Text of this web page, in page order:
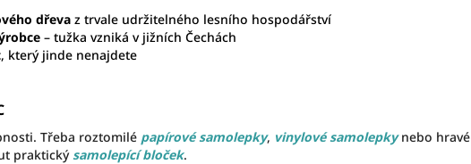
dřeva z trvale udržitelného lesního hospodářství
– tužka vzniká v jižních Čechách
, který jinde nenajdete
Třeba roztomilé papírové samolepky, vinylové samolepkynebo hravé
praktickýsamolepící bloček.